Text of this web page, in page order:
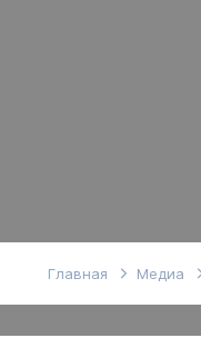
Главная Медиа